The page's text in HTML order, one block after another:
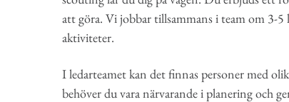
att göra. Vi jobbar tillsammans i team om 3-5
aktiviteter.
I ledarteamet kan det finnas personer med
behöver du vara närvarande i planering och